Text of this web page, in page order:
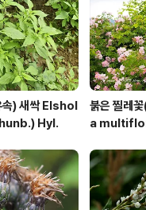
) 새싹 Elshol
Hyl.
붉은 찔레
a